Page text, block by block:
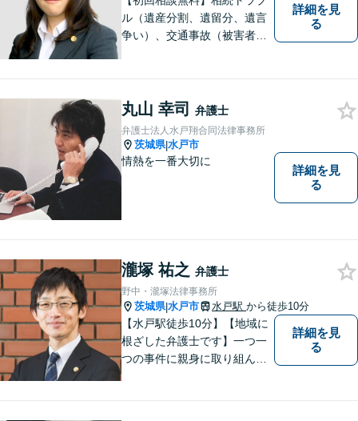
ル（遺産分割、遺留分、遺言
争い）、交通事故（被害者
詳細を見
る
丸山 幸司 弁護士
弁護士法人水戸翔合同法律事務所
茨城県|水戸市
情熱を一番大切に
詳細を見
る
瀧塚 祐之 弁護士
野中・瀧塚法律事務所
茨城県|水戸市 水戸駅 から徒歩10分
【水戸駅徒歩10分】【地域に
根ざした弁護士です】一つ一
つの事件に親身に取り組んで
詳細を見
る